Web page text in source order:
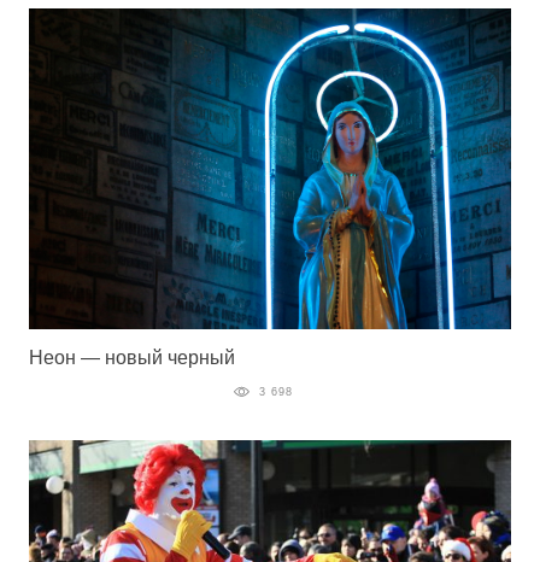
Неон — новый черный
3 698